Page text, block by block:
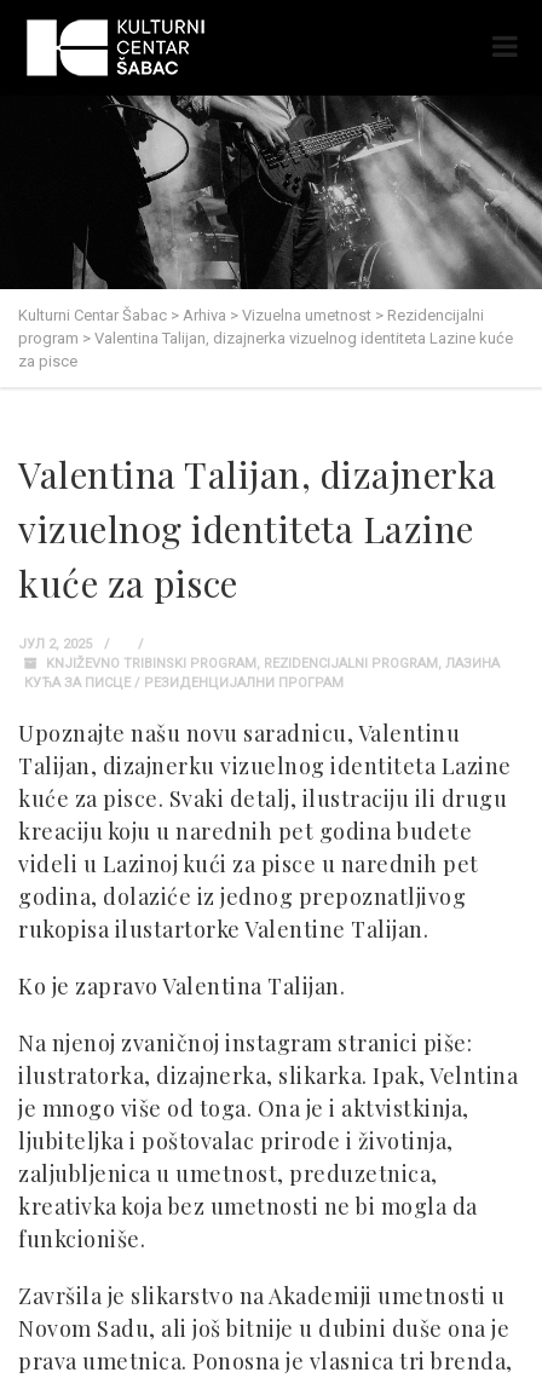
Kulturni Centar Šabac > Arhiva > Vizuelna umetnost > Rezidencijalni
program > Valentina Talijan, dizajnerka vizuelnog identiteta Lazine kuće
za pisce
Valentina Talijan, dizajnerka
vizuelnog identiteta Lazine
kuće za pisce
ЈУЛ 2, 2025
KNJIŽEVNO TRIBINSKI PROGRAM , REZIDENCIJALNI PROGRAM , ЛАЗИНА
КУЋА ЗА ПИСЦЕ / РЕЗИДЕНЦИЈАЛНИ ПРОГРАМ
Upoznajte našu novu saradnicu, Valentinu
Talijan, dizajnerku vizuelnog identiteta Lazine
kuće za pisce. Svaki detalj, ilustraciju ili drugu
kreaciju koju u narednih pet godina budete
videli u Lazinoj kući za pisce u narednih pet
godina, dolaziće iz jednog prepoznatljivog
rukopisa ilustartorke Valentine Talijan.
Ko je zapravo Valentina Talijan.
Na njenoj zvaničnoj instagram stranici piše:
ilustratorka, dizajnerka, slikarka. Ipak, Velntina
je mnogo više od toga. Ona je i aktvistkinja,
ljubiteljka i poštovalac prirode i životinja,
zaljubljenica u umetnost, preduzetnica,
kreativka koja bez umetnosti ne bi mogla da
funkcioniše.
Završila je slikarstvo na Akademiji umetnosti u
Novom Sadu, ali još bitnije u dubini duše ona je
prava umetnica. Ponosna je vlasnica tri brenda,